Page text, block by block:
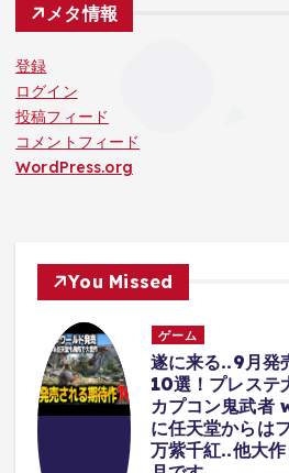
メタ情報
登録
ログイン
投稿フィード
コメントフィード
WordPress.org
You Missed
の新作ゲーム
ルヴァリン＆
of the sword
アーエムブレム
流石に大豊作の
3